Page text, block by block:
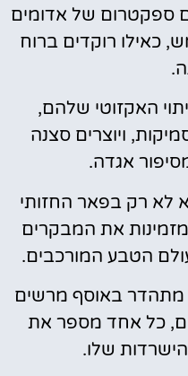
ספקטרום של אדומים
כאילו רוקדים ברוח
האקזוטי שלהם,
ויוצרים סצנה
אגדה.
לא רק בפאר החזותי
את המבקרים
הטבע המורכבים.
מתהדר באוסף מרשים
כל אחד מספר את
שלו.